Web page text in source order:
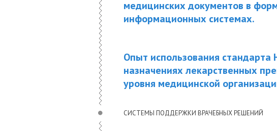
медицинских документов в
информационных системах.
Опыт использования стандарта
назначениях лекарственных
уровня медицинской
СИСТЕМЫ ПОДДЕРЖКИ ВРАЧЕБНЫХ РЕШЕНИЙ